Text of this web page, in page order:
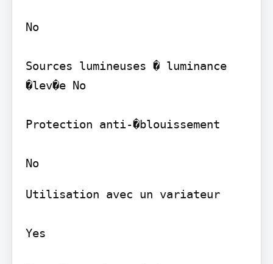
No
Sources lumineuses � luminance
�lev�e No
Protection anti-�blouissement
No
Utilisation avec un variateur
Yes